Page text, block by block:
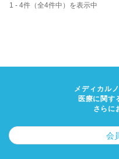
1 - 4件（全4件中）を表示中
メディカル
医療に関す
さらに
会